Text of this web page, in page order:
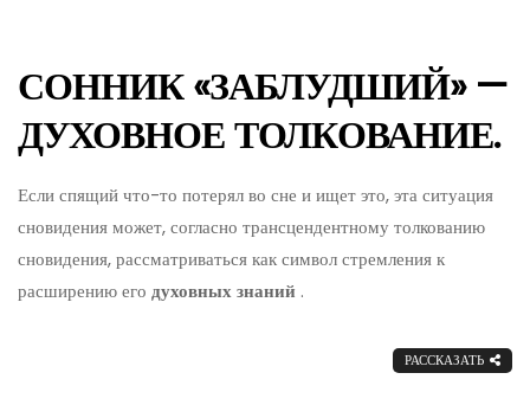
СОННИК «ЗАБЛУДШИЙ» —
ДУХОВНОЕ ТОЛКОВАНИЕ.
Если спящий что-то потерял во сне и ищет это, эта ситуация
сновидения может, согласно трансцендентному толкованию
сновидения, рассматриваться как символ стремления к
расширению его духовных знаний .
РАССКАЗАТЬ